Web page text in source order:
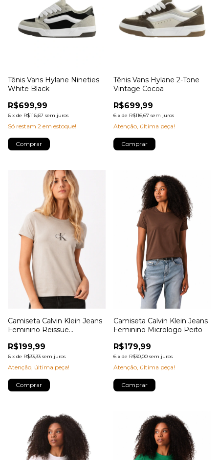
Tênis Vans Hylane Nineties
White Black
R$699,99
6 x de R$116,67 sem juros
Só restam 2 em estoque!
Comprar
Tênis Vans Hylane 2-Tone
Vintage Cocoa
R$699,99
6 x de R$116,67 sem juros
Atenção, última peça!
Comprar
Camiseta Calvin Klein Jeans
Feminino Reissue
R$199,99
6 x de R$33,33 sem juros
Atenção, última peça!
Comprar
Camiseta Calvin Klein Jeans
Feminino Micrologo Peito
R$179,99
6 x de R$30,00 sem juros
Atenção, última peça!
Comprar